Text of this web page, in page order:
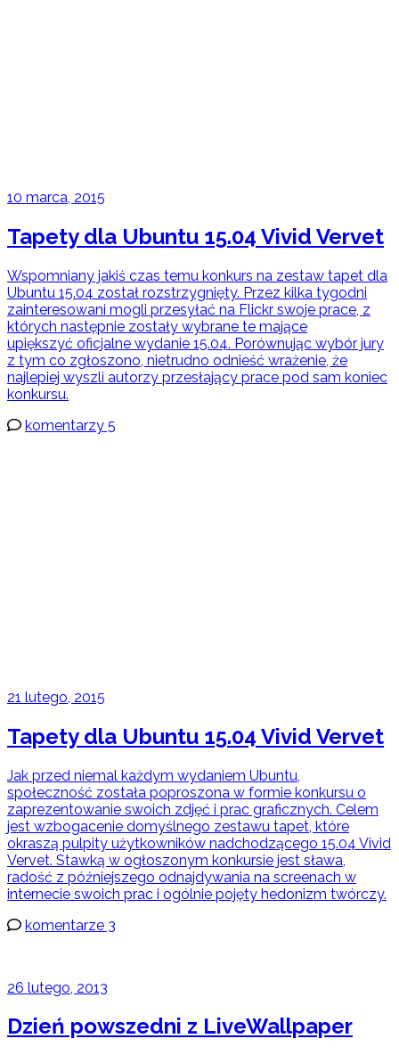
10 marca, 2015
Tapety dla Ubuntu 15.04 Vivid Vervet
Wspomniany jakiś czas temu konkurs na zestaw tapet dla
Ubuntu 15.04 został rozstrzygnięty. Przez kilka tygodni
zainteresowani mogli przesyłać na Flickr swoje prace, z
których następnie zostały wybrane te mające
upiększyć oficjalne wydanie 15.04. Porównując wybór jury
z tym co zgłoszono, nietrudno odnieść wrażenie, że
najlepiej wyszli autorzy przesłający prace pod sam koniec
konkursu.
komentarzy 5
21 lutego, 2015
Tapety dla Ubuntu 15.04 Vivid Vervet
Jak przed niemal każdym wydaniem Ubuntu,
społeczność została poproszona w formie konkursu o
zaprezentowanie swoich zdjęć i prac graficznych. Celem
jest wzbogacenie domyślnego zestawu tapet, które
okraszą pulpity użytkowników nadchodzącego 15.04 Vivid
Vervet. Stawką w ogłoszonym konkursie jest sława,
radość z późniejszego odnajdywania na screenach w
internecie swoich prac i ogólnie pojęty hedonizm twórczy.
komentarze 3
26 lutego, 2013
Dzień powszedni z LiveWallpaper